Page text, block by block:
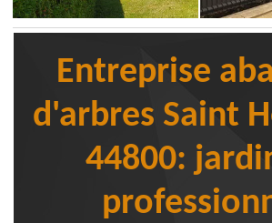
Entreprise
d'arbres Saint
44800: